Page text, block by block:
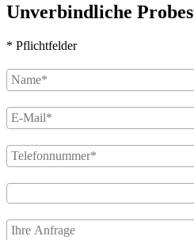
Unverbindliche
* Pflichtfelder